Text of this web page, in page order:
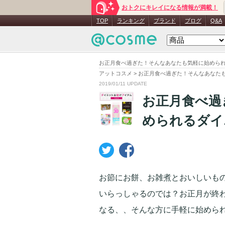
お正月食べ過ぎた！そんなあなたも気軽に始めら
アットコスメ > お正月食べ過ぎた！そんなあなた
おトクにキレイになる情報が満載！
TOP ランキング ブランド ブログ Q&A
2019/01/11 UPDATE
お正月食べ
められるダ
お節にお餅、お雑煮とおいしいも
いらっしゃるのでは？お正月が終
なる、、そんな方に手軽に始め